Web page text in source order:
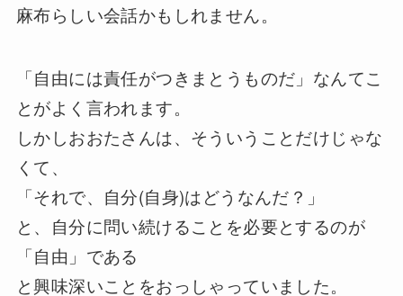
麻布らしい会話かもしれません。
「自由には責任がつきまとうものだ」なんてこ
とがよく言われます。
しかしおおたさんは、そういうことだけじゃな
くて、
「それで、自分(自身)はどうなんだ？」
と、自分に問い続けることを必要とするのが
「自由」である
と興味深いことをおっしゃっていました。